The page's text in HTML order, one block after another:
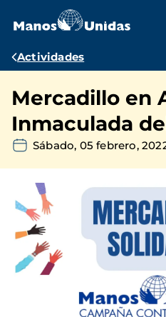
contenido
Ruta
navegación
Actividades
Mercadillo en
Inmaculada
Sábado, 05 febrero,